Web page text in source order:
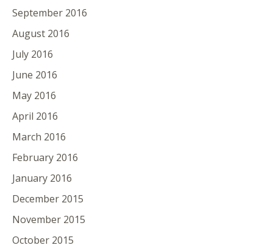
September 2016
August 2016
July 2016
June 2016
May 2016
April 2016
March 2016
February 2016
January 2016
December 2015
November 2015
October 2015